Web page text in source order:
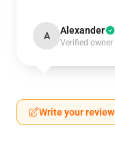
A Alexander
Verified owner
Write your review